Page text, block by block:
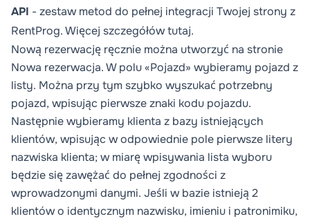
API - zestaw metod do pełnej integracji Twojej strony z
RentProg. Więcej szczegółówtutaj.
Nową rezerwację ręcznie można utworzyć na stronie
Nowa rezerwacja. W polu «Pojazd» wybieramy pojazd z
listy. Można przy tym szybko wyszukać potrzebny
pojazd, wpisując pierwsze znaki kodu pojazdu.
Następnie wybieramy klienta z bazy istniejących
klientów, wpisując w odpowiednie pole pierwsze litery
nazwiska klienta; w miarę wpisywania lista wyboru
będzie się zawężać do pełnej zgodności z
wprowadzonymi danymi. Jeśli w bazie istnieją 2
klientów o identycznym nazwisku, imieniu i patronimiku,